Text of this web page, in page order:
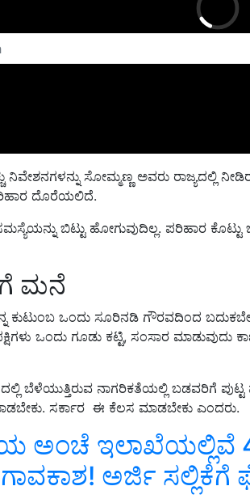
ನಿವೇಶನಗಳನ್ನು ಸೋಮ್ಮಣ್ಣ ಅವರು ರಾಜ್ಯದಲ್ಲಿ
ದೊರೆಯಲಿದೆ.
ಬಿಟ್ಟು ಹೋಗುವುದಿಲ್ಲ‌. ಪರಿಹಾರ
ಮನೆ
ಕುಟುಂಬ ಒಂದು ಸೂರಿನಡಿ ಗೌರವದಿಂದ
ಒಂದು ಗೂಡು ಕಟ್ಟಿ, ಸಂಸಾರ ಮಾಡುವುದು
ಸರ್ಕಾರ ಈ ಕೆಲಸ ಮಾಡಬೇಕು ಎಂದರು.
ಅಂಚೆ ಇಲಾಖೆಯಲ್ಲಿವೆ
ಅರ್ಜಿ ಸಲ್ಲಿಕೆಗೆ